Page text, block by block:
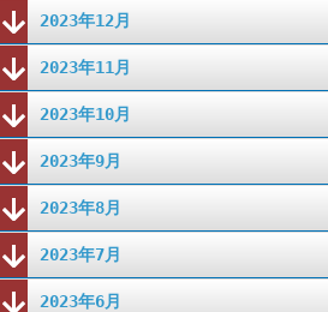
2023年12月
2023年11月
2023年10月
2023年9月
2023年8月
2023年7月
2023年6月